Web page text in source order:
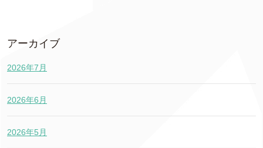
アーカイブ
2026年7月
2026年6月
2026年5月